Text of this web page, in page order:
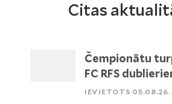
Citas
Čempionātu
FC RFS
IEVIETOTS 05.08.26.